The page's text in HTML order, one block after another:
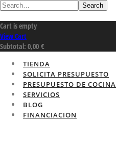
Search
Cart is empty
View Cart
Subtotal: 0,00 €
TIENDA
SOLICITA PRESUPUESTO
PRESUPUESTO DE COCINA
SERVICIOS
BLOG
FINANCIACION